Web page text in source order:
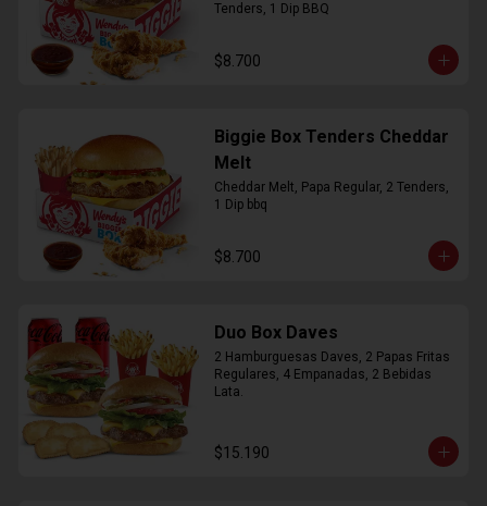
Tenders, 1 Dip BBQ
$8.700
Biggie Box Tenders Cheddar
Melt
Cheddar Melt, Papa Regular, 2 Tenders,
1 Dip bbq
$8.700
Duo Box Daves
2 Hamburguesas Daves, 2 Papas Fritas
Regulares, 4 Empanadas, 2 Bebidas
Lata.
$15.190